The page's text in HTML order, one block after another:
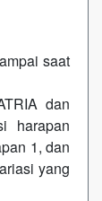
saat
dan
harapan
1, dan
yang